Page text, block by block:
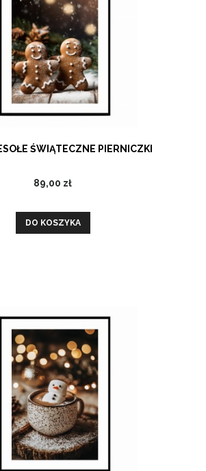
ŚWIĄTECZNE PIERNICZKI
89,00 zł
DO KOSZYKA